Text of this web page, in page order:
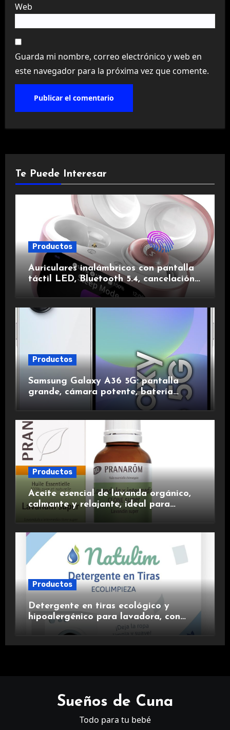
Web
Guarda mi nombre, correo electrónico y web en
este navegador para la próxima vez que comente.
Te Puede Interesar
Productos
Auriculares inalámbricos con pantalla
táctil LED, Bluetooth 5.4, cancelación
de ruido, impermeables y de larga
Productos
Samsung Galaxy A36 5G: pantalla
grande, cámara potente, batería
duradera y carga rápida para una
experiencia premium.
Productos
Aceite esencial de lavanda orgánico,
calmante y relajante, ideal para
Productos
Detergente en tiras ecológico y
hipoalergénico para lavadora, con
suavizante incluido y fragancia de
lavanda.
Sueños de Cuna
Todo para tu bebé